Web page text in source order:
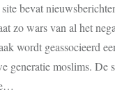
bevat
zo wars van al het
wordt geassocieerd
generatie moslims. De